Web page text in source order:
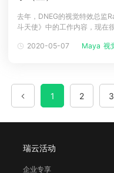
去年，DNEG的视觉特效总监
斗天使》中的工作内容，现在
分，DNEG的一个小团队在制
2020-05-07 Maya 视
1 2 3
瑞云活动
企业专享